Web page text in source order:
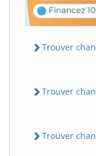
Trouver
Trouver
Trouver